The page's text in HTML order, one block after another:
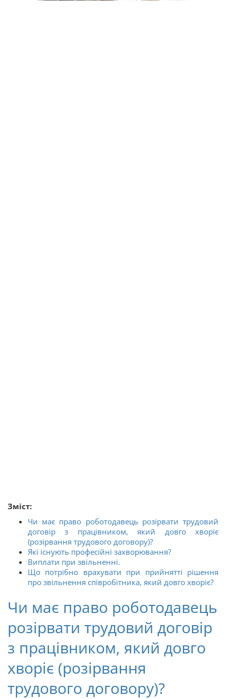
Зміст:
Чи має право роботодавець розірвати трудовий
договір з працівником, який довго хворіє
(розірвання трудового договору)?
Які існують професійні захворювання?
Виплати при звільненні.
Що потрібно врахувати при прийнятті рішення
про звільнення співробітника, який довго хворіє?
Чи має право роботодавець
розірвати трудовий договір
з працівником, який довго
хворіє (розірвання
трудового договору)?